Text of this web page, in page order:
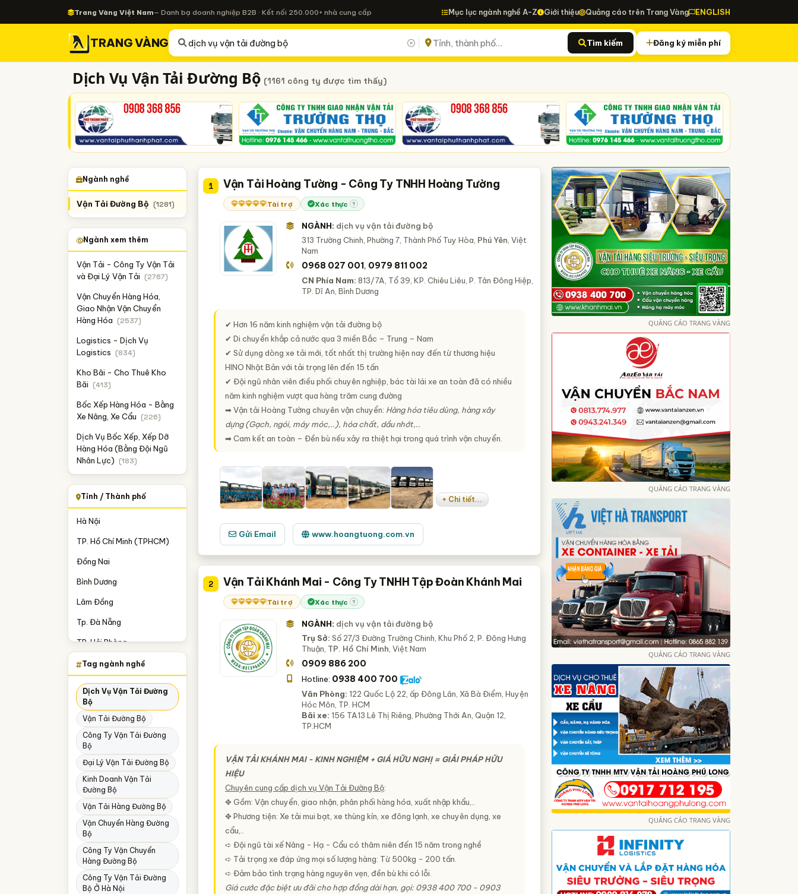
Trang Vàng Việt Nam— Danh bạ doanh nghiệp B2B · Kết nối 250.000+ nhà cung cấp Mục lục ngành nghề A-Z Giới thiệu Quảng cáo trên Trang Vàng ENGLISH
TRANG VÀNG Tìm kiếm Đăng ký miễn phí
Dịch Vụ Vận Tải Đường Bộ (1161 công ty được tìm thấy)
Ngành nghề
Vận Tải Đường Bộ (1281)
Ngành xem thêm
Vận Tải - Công Ty Vận Tải
và Đại Lý Vận Tải (2767)
Vận Chuyển Hàng Hóa,
Giao Nhận Vận Chuyển
Hàng Hóa (2537)
Logistics - Dịch Vụ
Logistics (834)
Kho Bãi - Cho Thuê Kho
Bãi (413)
Bốc Xếp Hàng Hóa - Bằng
Xe Nâng, Xe Cẩu (226)
Dịch Vụ Bốc Xếp, Xếp Dỡ
Hàng Hóa (Bằng Đội Ngũ
Nhân Lực) (183)
Tỉnh / Thành phố
Hà Nội
TP. Hồ Chí Minh (TPHCM)
Đồng Nai
Bình Dương
Lâm Đồng
Tp. Đà Nẵng
TP. Hải Phòng
Đồng Tháp
An Giang
Bà Rịa-Vũng Tàu
Bắc Ninh
Bình Phước
Bình Thuận
Hưng Yên
Hà Tĩnh
Khánh Hòa
Lào Cai
Lạng Sơn
Nam Định
Tag ngành nghề
Dịch Vụ Vận Tải Đường
Bộ
Vận Tải Đường Bộ
Công Ty Vận Tải Đường
Bộ
Đại Lý Vận Tải Đường Bộ
Kinh Doanh Vận Tải
Đường Bộ
Vận Tải Hàng Đường Bộ
Vận Chuyển Hàng Đường
Bộ
Công Ty Vận Chuyển
Hàng Đường Bộ
Công Ty Vận Tải Đường
Bộ Ở Hà Nội
1 Vận Tải Hoàng Tường - Công Ty TNHH Hoàng Tường
Tài trợ Xác thực ?
NGÀNH: dịch vụ vận tải đường bộ
313 Trường Chinh, Phường 7, Thành Phố Tuy Hòa, Phú Yên , Việt
Nam
0968 027 001, 0979 811 002
CN Phía Nam: 813/7A, Tổ 39, KP. Chiêu Liêu, P. Tân Đông Hiệp,
TP. Dĩ An, Bình Dương
✔ Hơn 16 năm kinh nghiệm vận tải đường bộ
✔ Di chuyển khắp cả nước qua 3 miền Bắc – Trung – Nam
✔ Sử dụng dòng xe tải mới, tốt nhất thị trường hiện nay đến từ thương hiệu
HINO Nhật Bản với tải trọng lên đến 15 tấn
✔ Đội ngũ nhân viên điều phối chuyên nghiệp, bác tài lái xe an toàn đã có nhiều
năm kinh nghiệm vượt qua hàng trăm cung đường
➡ Vận tải Hoàng Tường chuyên vận chuyển: Hàng hóa tiêu dùng, hàng xây
dựng (Gạch, ngói, máy móc,..), hóa chất, dầu nhớt,..
➡ Cam kết an toàn – Đền bù nếu xảy ra thiệt hại trong quá trình vận chuyển.
+ Chi tiết...
Gửi Email www.hoangtuong.com.vn
2 Vận Tải Khánh Mai - Công Ty TNHH Tập Đoàn Khánh Mai
Tài trợ Xác thực ?
NGÀNH: dịch vụ vận tải đường bộ
Trụ Sở: Số 27/3 Đường Trường Chinh, Khu Phố 2, P. Đông Hưng
Thuận, TP. Hồ Chí Minh , Việt Nam
0909 886 200
Hotline: 0938 400 700
Văn Phòng: 122 Quốc Lộ 22, ấp Đông Lân, Xã Bà Điểm, Huyện
Hóc Môn, TP. HCM
Bãi xe: 156 TA13 Lê Thị Riêng, Phường Thới An, Quận 12,
TP.HCM
VẬN TẢI KHÁNH MAI - KINH NGHIỆM + GIÁ HỮU NGHỊ = GIẢI PHÁP HỮU
HIỆU
Chuyên cung cấp dịch vụ Vận Tải Đường Bộ:
✥ Gồm: Vận chuyển, giao nhận, phân phối hàng hóa, xuất nhập khẩu,..
✥ Phương tiện: Xe tải mui bạt, xe thùng kín, xe đông lạnh, xe chuyên dụng, xe
cẩu,..
➪ Đội ngũ tài xế Nâng - Hạ - Cẩu có thâm niên đến 15 năm trong nghề
➪ Tải trọng xe đáp ứng mọi số lượng hàng: Từ 500kg - 200 tấn.
➪ Đảm bảo tình trạng hàng nguyên vẹn, đền bù khi có lỗi.
Giá cước đặc biệt ưu đãi cho hợp đồng dài hạn, gọi: 0938 400 700 - 0903
QUẢNG CÁO TRANG VÀNG
QUẢNG CÁO TRANG VÀNG
QUẢNG CÁO TRANG VÀNG
QUẢNG CÁO TRANG VÀNG